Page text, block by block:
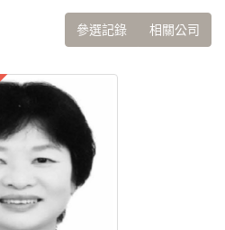
參選記錄 相關公司